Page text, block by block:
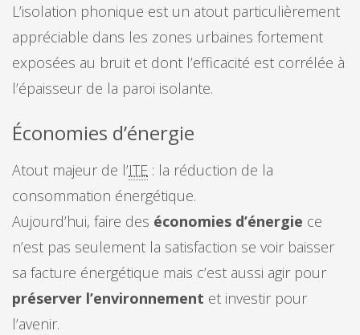
L’isolation phonique est un atout particulièrement
appréciable dans les zones urbaines fortement
exposées au bruit et dont l’efficacité est corrélée à
l’épaisseur de la paroi isolante.
Économies d’énergie
Atout majeur de l’ITE : la réduction de la
consommation énergétique.
Aujourd’hui, faire des économies d’énergie ce
n’est pas seulement la satisfaction se voir baisser
sa facture énergétique mais c’est aussi agir pour
préserver l’environnement et investir pour
l’avenir.